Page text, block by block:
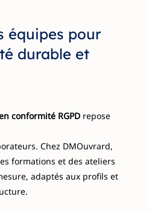
équipes pour
durable et
conformité RGPDrepose
Chez DMOuvrard,
formations et des ateliers
adaptés aux profils et